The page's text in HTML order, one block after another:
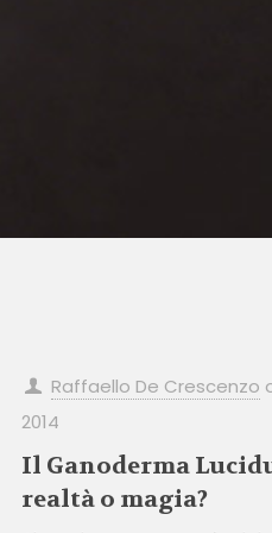
Raffaello De Crescenzo
2014
Il Ganoderma
realtà o magia?